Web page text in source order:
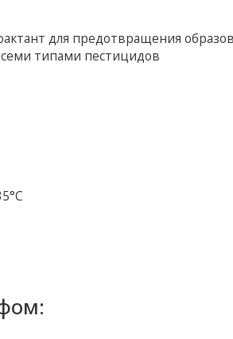
для предотвращения
типами пестицидов